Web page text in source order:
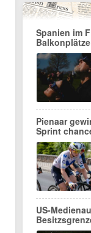
Spanien im
Pienaar
Sprint
US-